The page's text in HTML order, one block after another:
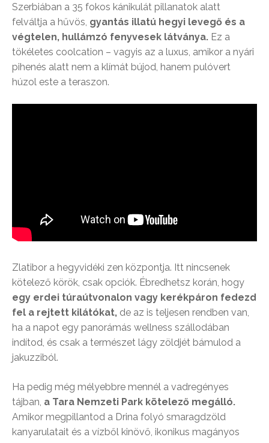
Szerbiában a 35 fokos kánikulát pillanatok alatt
felváltja a hűvös, gyantás illatú hegyi levegő és a
végtelen, hullámzó fenyvesek látványa. Ez a
tökéletes coolcation – vagyis az a luxus, amikor a nyári
pihenés alatt nem a klímát bújod, hanem pulóvert
húzol este a teraszon.
Zlatibor a hegyvidéki zen központja. Itt nincsenek
kötelező körök, csak opciók. Ébredhetsz korán, hogy
egy erdei túraútvonalon vagy kerékpáron fedezd
fel a rejtett kilátókat, de az is teljesen rendben van,
ha a napot egy panorámás wellness szállodában
indítod, és csak a természet lágy zöldjét bámulod a
jakuzziból.
Ha pedig még mélyebbre mennél a vadregényes
tájban, a Tara Nemzeti Park kötelező megálló.
Amikor megpillantod a Drina folyó smaragdzöld
kanyarulatait és a vízből kinövő, ikonikus magányos